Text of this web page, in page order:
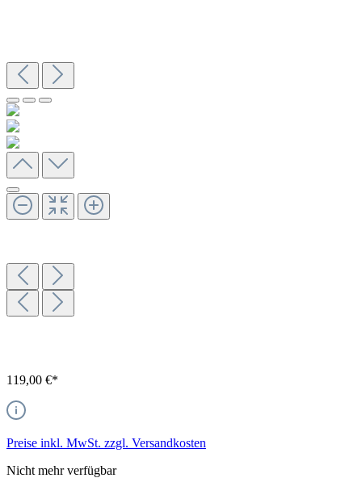
119,00 €*
Preise inkl. MwSt. zzgl. Versandkosten
Nicht mehr verfügbar